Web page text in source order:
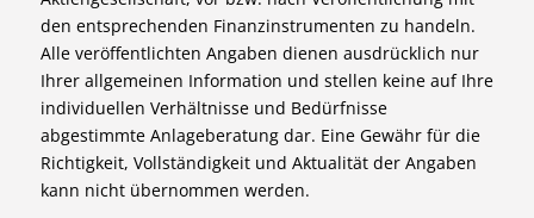
den entsprechenden Finanzinstrumenten zu handeln.
Alle veröffentlichten Angaben dienen ausdrücklich nur
Ihrer allgemeinen Information und stellen keine auf Ihre
individuellen Verhältnisse und Bedürfnisse
abgestimmte Anlageberatung dar. Eine Gewähr für die
Richtigkeit, Vollständigkeit und Aktualität der Angaben
kann nicht übernommen werden.